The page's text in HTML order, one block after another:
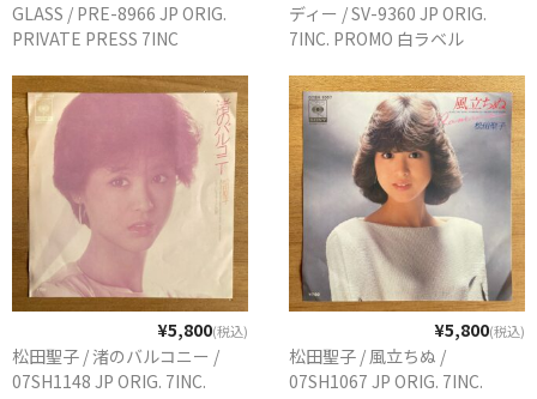
GLASS / PRE-8966 JP ORIG.
PRIVATE PRESS 7INC
ディー / SV-9360 JP ORIG.
7INC. PROMO 白ラベル
¥5,800(税込)
松田聖子 / 渚のバルコニー /
07SH1148 JP ORIG. 7INC.
¥5,800(税込)
松田聖子 / 風立ちぬ /
07SH1067 JP ORIG. 7INC.